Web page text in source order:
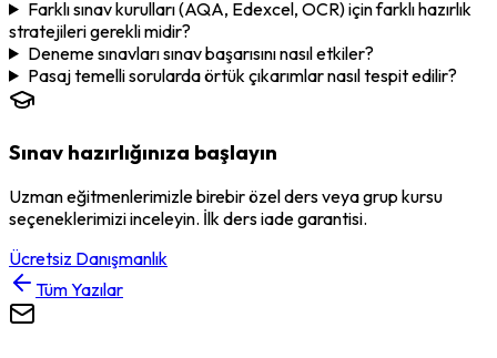
Farklı sınav kurulları (AQA, Edexcel, OCR) için farklı hazırlık
stratejileri gerekli midir?
Deneme sınavları sınav başarısını nasıl etkiler?
Pasaj temelli sorularda örtük çıkarımlar nasıl tespit edilir?
Sınav hazırlığınıza başlayın
Uzman eğitmenlerimizle birebir özel ders veya grup kursu
seçeneklerimizi inceleyin. İlk ders iade garantisi.
Ücretsiz Danışmanlık
Tüm Yazılar